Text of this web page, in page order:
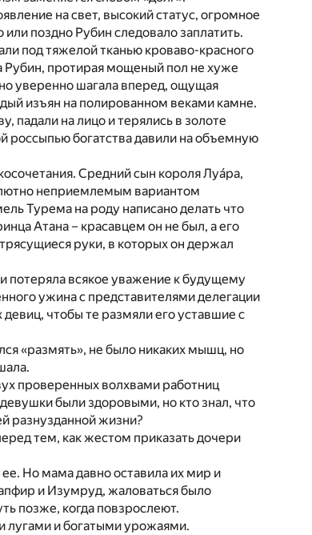
на свет, высокий статус, огромное
поздно Рубин следовало заплатить.
под тяжелой тканью кроваво-красного
Рубин, протирая мощеный пол не хуже
уверенно шагала вперед, ощущая
изъян на полированном веками камне.
падали на лицо и терялись в золоте
богатства давили на объемную
Средний сын короля Луáра,
неприемлемым вариантом
Турема на роду написано делать что
Атана – красавцем он не был, а его
руки, в которых он держал
потеряла всякое уважение к будущему
ужина с представителями делегации
чтобы те размяли его уставшие с
«размять», не было никаких мышц, но
проверенных волхвами работниц
были здоровыми, но кто знал, что
разнузданной жизни?
тем, как жестом приказать дочери
Но мама давно оставила их мир и
и Изумруд, жаловаться было
позже, когда повзрослеют.
лугами и богатыми урожаями.